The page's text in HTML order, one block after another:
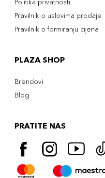
Politika privatnosti
Pravilnik o uslovima prodaje
Pravilnik o formiranju cijena
PLAZA SHOP
Brendovi
Blog
PRATITE NAS